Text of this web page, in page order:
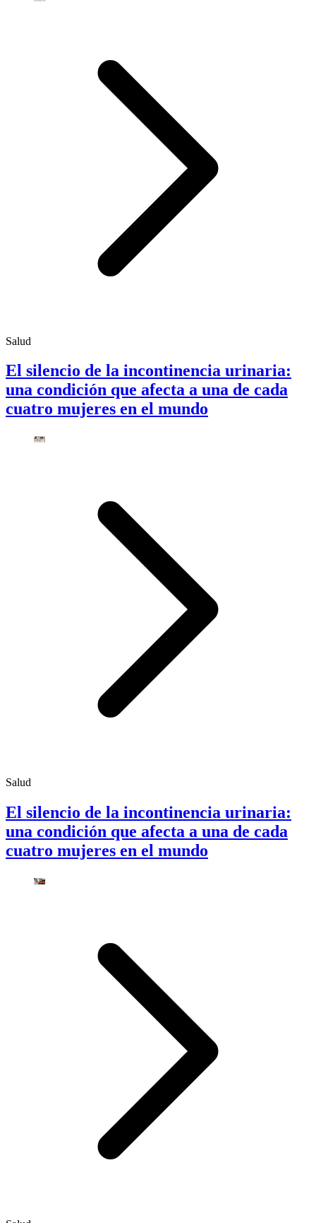
Salud
El silencio de la incontinencia urinaria:
una condición que afecta a una de cada
cuatro mujeres en el mundo
Salud
El silencio de la incontinencia urinaria:
una condición que afecta a una de cada
cuatro mujeres en el mundo